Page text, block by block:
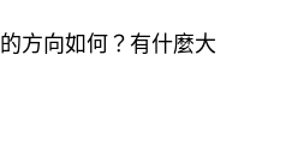
方向如何？有什麼大